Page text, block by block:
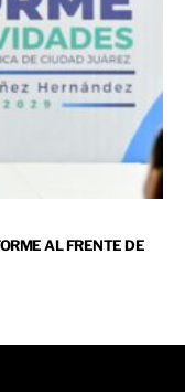
AL FRENTE DE